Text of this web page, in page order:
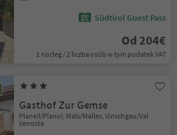
Südtirol Guest Pass
Od 204€
1 nocleg / 2 liczba osób w tym podatek VAT
Gasthof Zur Gemse
Planeil/Planol, Mals/Malles, Vinschgau/Val
Venosta